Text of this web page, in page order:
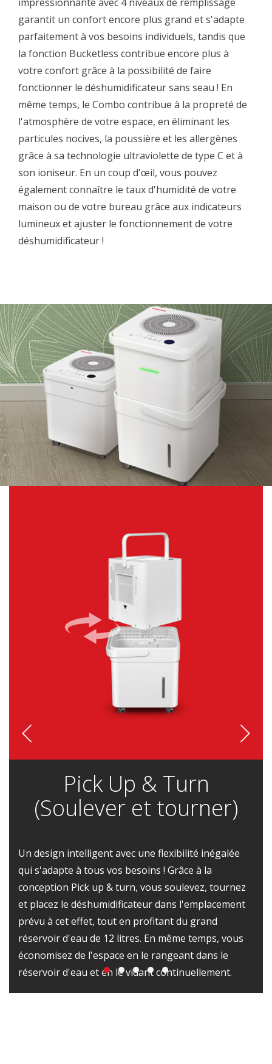
garantit un confort encore plus grand et s'adapte
parfaitement à vos besoins individuels, tandis que
la fonction Bucketless contribue encore plus à
votre confort grâce à la possibilité de faire
fonctionner le déshumidificateur sans seau ! En
même temps, le Combo contribue à la propreté de
l'atmosphère de votre espace, en éliminant les
particules nocives, la poussière et les allergènes
grâce à sa technologie ultraviolette de type C et à
son ioniseur. En un coup d'œil, vous pouvez
également connaître le taux d'humidité de votre
maison ou de votre bureau grâce aux indicateurs
lumineux et ajuster le fonctionnement de votre
déshumidificateur !
Pick Up & Turn
(Soulever et tourner)
Un design intelligent avec une flexibilité inégalée
qui s'adapte à tous vos besoins ! Grâce à la
conception Pick up & turn, vous soulevez, tournez
et placez le déshumidificateur dans l'emplacement
prévu à cet effet, tout en profitant du grand
réservoir d'eau de 12 litres. En même temps, vous
économisez de l'espace en le rangeant dans le
réservoir d'eau et en le vidant continuellement.